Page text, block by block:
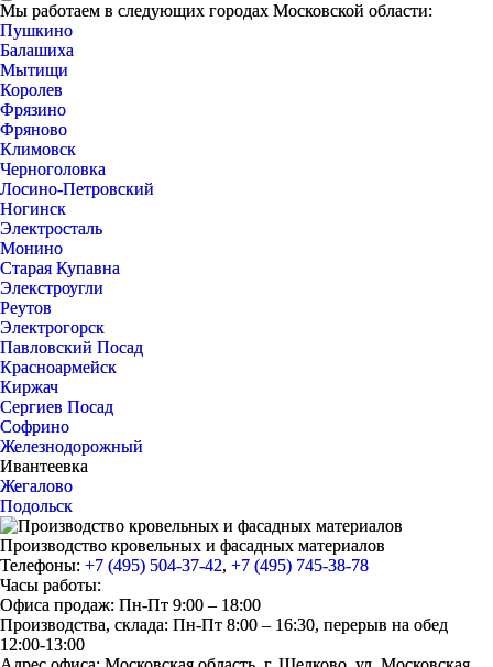
Мы работаем в следующих городах Московской области:
Пушкино
Балашиха
Мытищи
Королев
Фрязино
Фряново
Климовск
Черноголовка
Лосино-Петровский
Ногинск
Электросталь
Монино
Старая Купавна
Элекстроугли
Реутов
Электрогорск
Павловский Посад
Красноармейск
Киржач
Сергиев Посад
Софрино
Железнодорожный
Ивантеевка
Жегалово
Подольск
Производство кровельных и фасадных материалов
Телефоны: +7 (495) 504-37-42, +7 (495) 745-38-78
Часы работы:
Офиса продаж: Пн-Пт 9:00 – 18:00
Производства, склада: Пн-Пт 8:00 – 16:30, перерыв на обед
12:00-13:00